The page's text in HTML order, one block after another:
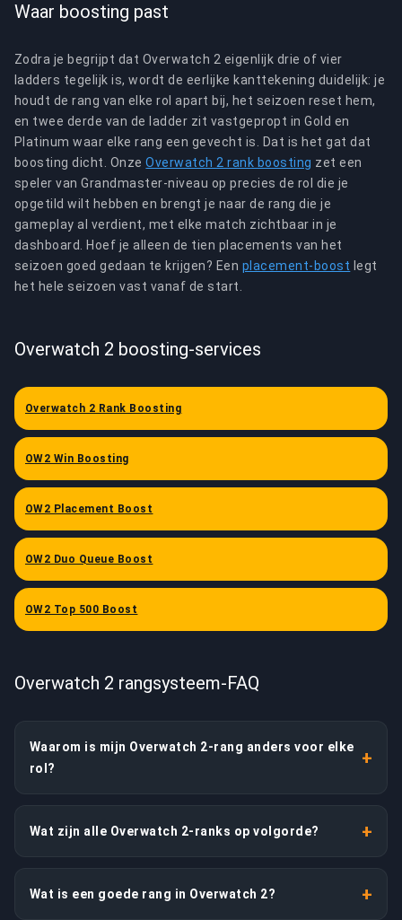
Waar boosting past
Zodra je begrijpt dat Overwatch 2 eigenlijk drie of vier
ladders tegelijk is, wordt de eerlijke kanttekening duidelijk: je
houdt de rang van elke rol apart bij, het seizoen reset hem,
en twee derde van de ladder zit vastgepropt in Gold en
Platinum waar elke rang een gevecht is. Dat is het gat dat
boosting dicht. OnzeOverwatch 2 rank boosting zet een
speler van Grandmaster-niveau op precies de rol die je
opgetild wilt hebben en brengt je naar de rang die je
gameplay al verdient, met elke match zichtbaar in je
dashboard. Hoef je alleen de tien placements van het
seizoen goed gedaan te krijgen? Een placement-boost legt
het hele seizoen vast vanaf de start.
Overwatch 2 boosting-services
Overwatch 2 Rank Boosting
OW2 Win Boosting
OW2 Placement Boost
OW2 Duo Queue Boost
OW2 Top 500 Boost
Overwatch 2 rangsysteem-FAQ
Waarom is mijn Overwatch 2-rang anders voor elke
rol?
+
eigen aparte competitieve rang en verborgen MMR
daarbovenop. Diamond zijn op de ene rol zegt dus niets
Wat zijn alle Overwatch 2-ranks op volgorde? +
Diamond, Master, Grandmaster en Champion — acht
Wat is een goede rang in Overwatch 2? +